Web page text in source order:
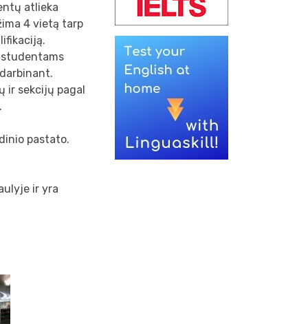
atlieka
4 vietą tarp
ir sekcijų pagal
pastato.
ir yra